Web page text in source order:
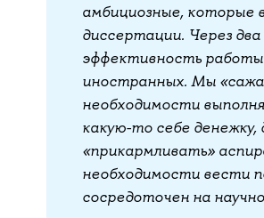
амбициозные, которые
диссертации. Через два
эффективность работы
иностранных. Мы
необходимости
какую-то себе
«прикармливать»
необходимости вести
сосредоточен на